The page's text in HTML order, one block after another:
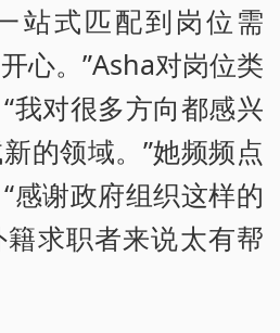
站式匹配到岗位需
心。”Asha对岗位类
我对很多方向都感兴
的领域。”她频频点
感谢政府组织这样的
求职者来说太有帮